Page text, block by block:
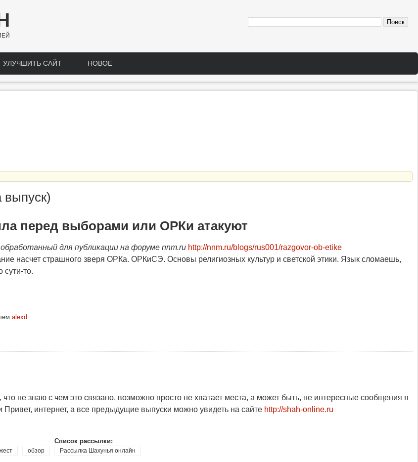
УЛУЧШИТЬ САЙТ НОВОЕ
перед выборами или ОРКи атакуют
для публикации на форуме nnm.ru http://nnm.ru/blogs/rus001/razgovor-ob-etike
насчет страшного зверя ОРКа. ОРКиСЭ. Основы религиозных культур и светской этики. Язык сломаешь,
то.
alexd
не знаю с чем это связано, возможно просто не хватает места, а может быть, не интересные сообщения я
интернет, а все предыдущие выпуски можно увидеть на сайте http://shah-online.ru
обзор
Список рассылки:
Рассылка Шахунья онлайн